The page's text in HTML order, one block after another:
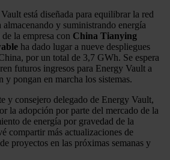
está diseñada para equilibrar la red
almacenando y suministrando energía
la empresa con China Tianying
ha dado lugar a nueve despliegues
por un total de 3,7 GWh. Se espera
futuros ingresos para Energy Vault a
y pongan en marcha los sistemas.
y consejero delegado de Energy Vault,
la adopción por parte del mercado de la
de energía por gravedad de la
compartir más actualizaciones de
proyectos en las próximas semanas y